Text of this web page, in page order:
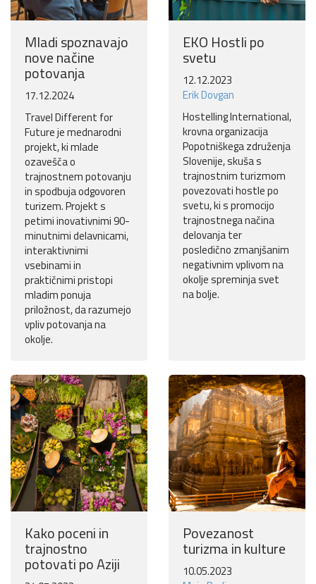
Mladi spoznavajo
nove načine
potovanja
17.12.2024
Travel Different for
Future je mednarodni
projekt, ki mlade
ozavešča o
trajnostnem potovanju
in spodbuja odgovoren
turizem. Projekt s
petimi inovativnimi 90-
minutnimi delavnicami,
interaktivnimi
vsebinami in
praktičnimi pristopi
mladim ponuja
priložnost, da razumejo
vpliv potovanja na
okolje.
EKO Hostli po
svetu
12.12.2023
Erik Dovgan
Hostelling International,
krovna organizacija
Popotniškega združenja
Slovenije, skuša s
trajnostnim turizmom
povezovati hostle po
svetu, ki s promocijo
trajnostnega načina
delovanja ter
posledično zmanjšanim
negativnim vplivom na
okolje spreminja svet
na bolje.
Kako poceni in
trajnostno
potovati po Aziji
Povezanost
turizma in kulture
10.05.2023